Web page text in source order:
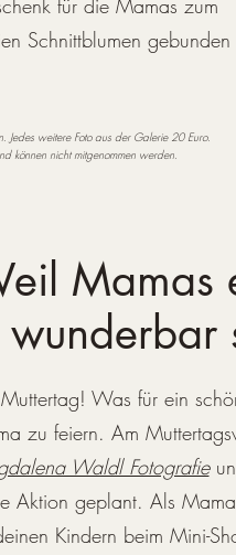
für die Mamas zum
Schnittblumen gebunden
weitere Foto aus der Galerie 20 Euro.
können nicht mitgenommen werden.
Mamas
wunderbar
Was für ein
zu feiern. Am
Waldl Fotografie
Aktion geplant. Als
Kindern beim Mini-